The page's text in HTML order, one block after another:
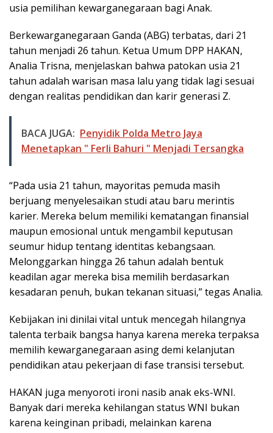
usia pemilihan kewarganegaraan bagi Anak.
Berkewarganegaraan Ganda (ABG) terbatas, dari 21
tahun menjadi 26 tahun. Ketua Umum DPP HAKAN,
Analia Trisna, menjelaskan bahwa patokan usia 21
tahun adalah warisan masa lalu yang tidak lagi sesuai
dengan realitas pendidikan dan karir generasi Z.
BACA JUGA: Penyidik Polda Metro Jaya
Menetapkan " Ferli Bahuri " Menjadi Tersangka
“Pada usia 21 tahun, mayoritas pemuda masih
berjuang menyelesaikan studi atau baru merintis
karier. Mereka belum memiliki kematangan finansial
maupun emosional untuk mengambil keputusan
seumur hidup tentang identitas kebangsaan.
Melonggarkan hingga 26 tahun adalah bentuk
keadilan agar mereka bisa memilih berdasarkan
kesadaran penuh, bukan tekanan situasi,” tegas Analia.
Kebijakan ini dinilai vital untuk mencegah hilangnya
talenta terbaik bangsa hanya karena mereka terpaksa
memilih kewarganegaraan asing demi kelanjutan
pendidikan atau pekerjaan di fase transisi tersebut.
HAKAN juga menyoroti ironi nasib anak eks-WNI.
Banyak dari mereka kehilangan status WNI bukan
karena keinginan pribadi, melainkan karena